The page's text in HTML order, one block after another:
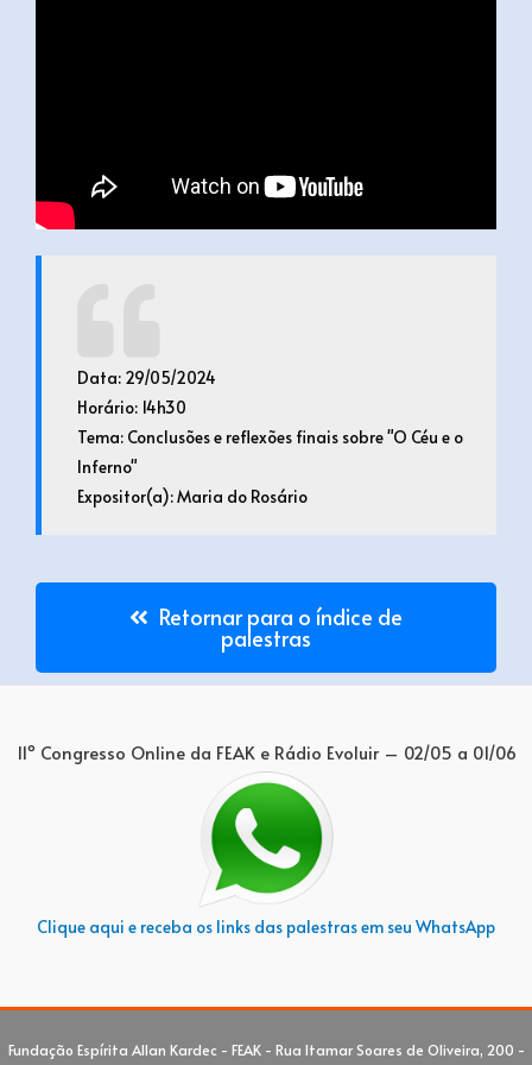
Data: 29/05/2024
Horário: 14h30
Tema: Conclusões e reflexões finais sobre "O Céu e o
Inferno"
Expositor(a): Maria do Rosário
Retornar para o índice de
palestras
11º Congresso Online da FEAK e Rádio Evoluir – 02/05 a 01/06
Clique aqui e receba os links das palestras em seu WhatsApp
Fundação Espírita Allan Kardec - FEAK - Rua Itamar Soares de Oliveira, 200 -